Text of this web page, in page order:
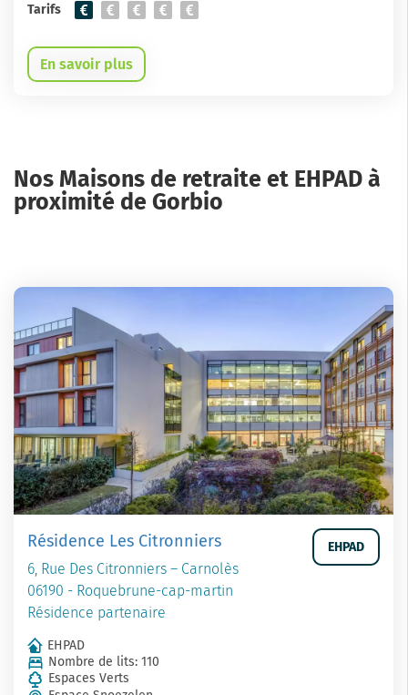
Tarifs
En savoir plus
Nos Maisons de retraite et EHPAD à
proximité de Gorbio
Résidence Les Citronniers
6, Rue Des Citronniers – Carnolès
06190 - Roquebrune-cap-martin
Résidence partenaire
EHPAD
EHPAD
Nombre de lits: 110
Espaces Verts